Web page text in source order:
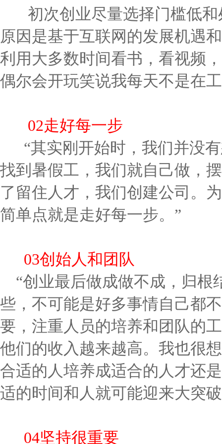
初次创业尽量选择门槛低和
原因是基于互联网的发展机遇
利用大多数时间看书，看视频
偶尔会开玩笑说我每天不是在
02走好每一步
“其实刚开始时，我们并没有
找到暑假工，我们就自己做，
了留住人才，我们创建公司。
简单点就是走好每一步。”
03创始人和团队
“创业最后做成做不成，归根
些，不可能是好多事情自己都
要，注重人员的培养和团队的
他们的收入越来越高。我也很
合适的人培养成适合的人才还
适的时间和人就可能迎来大突
04坚持很重要